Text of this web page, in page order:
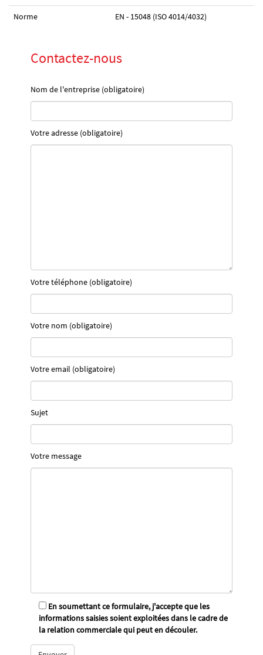
Norme EN - 15048 (ISO 4014/4032)
Contactez-nous
Nom de l'entreprise (obligatoire)
Votre adresse (obligatoire)
Votre téléphone (obligatoire)
Votre nom (obligatoire)
Votre email (obligatoire)
Sujet
Votre message
En soumettant ce formulaire, j'accepte que les
informations saisies soient exploitées dans le cadre de
la relation commerciale qui peut en découler.